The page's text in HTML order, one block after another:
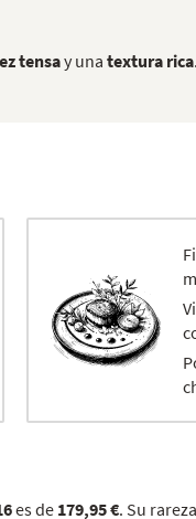
tensay una textura rica
es de 179,95 €. Su